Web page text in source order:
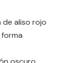
de aliso rojo